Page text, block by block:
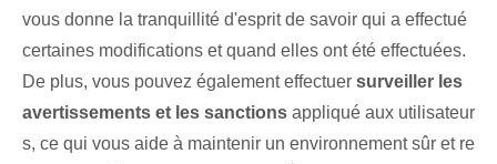
vous donne la tranquillité d'esprit de savoir qui a effectué
certaines modifications et quand elles ont été effectuées. ⁢
De plus,⁢ vous pouvez également ⁣effectuer surveiller les
avertissements et les sanctions appliqué aux utilisateur
s, ce qui vous aide à maintenir un environnement sûr et re